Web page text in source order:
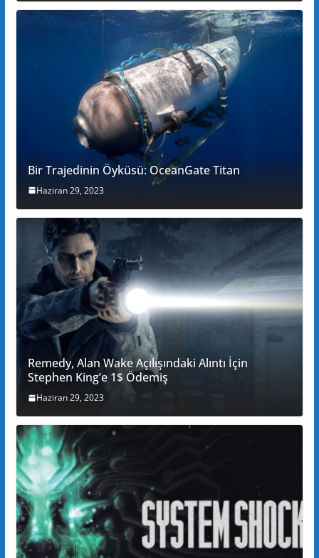
Bir Trajedinin Öyküsü: OceanGate Titan
Haziran 29, 2023
Remedy, Alan Wake Açılışındaki Alıntı İçin
Stephen King’e 1$ Ödemiş
Haziran 29, 2023